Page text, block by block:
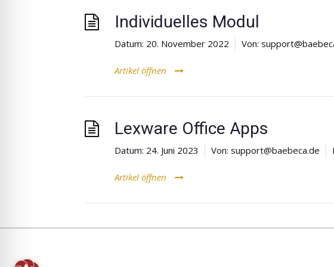
Individuelles Modul
Datum: 20. November 2022 Von:
Artikel öffnen
Lexware Office Apps
Datum: 24. Juni 2023 Von: support@baebeca.de
Artikel öffnen